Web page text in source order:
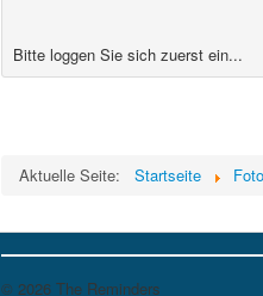
Bitte loggen Sie sich zuerst ein...
Aktuelle Seite: Startseite
© 2026 The Reminders